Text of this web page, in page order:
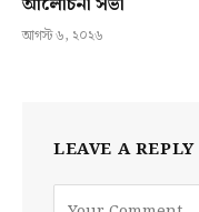
আগস্ট ৬, ২০২৬
LEAVE A REPLY